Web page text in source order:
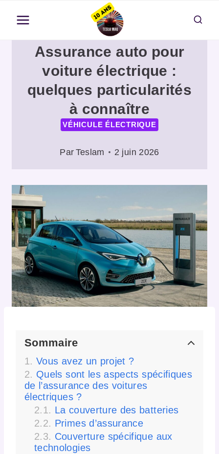
contenu
Assurance auto pour
voiture électrique :
quelques particularités
à connaître
VÉHICULE ÉLECTRIQUE
Par Teslam 2 juin 2026
Sommaire
Vous avez un projet ?
Quels sont les aspects spécifiques
de l’assurance des voitures
électriques ?
La couverture des batteries
Primes d’assurance
Couverture spécifique aux
technologies